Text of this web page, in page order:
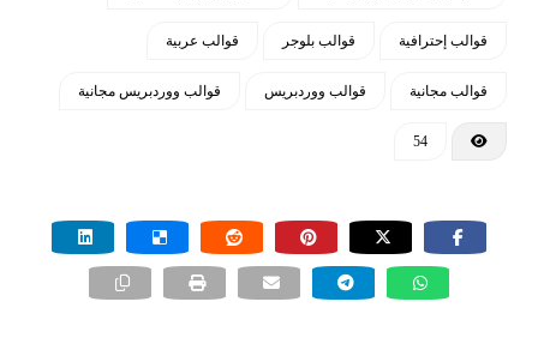
قوالب إحترافية قوالب بلوجر قوالب عربية
قوالب مجانية قوالب ووردبريس قوالب ووردبريس مجانية
54